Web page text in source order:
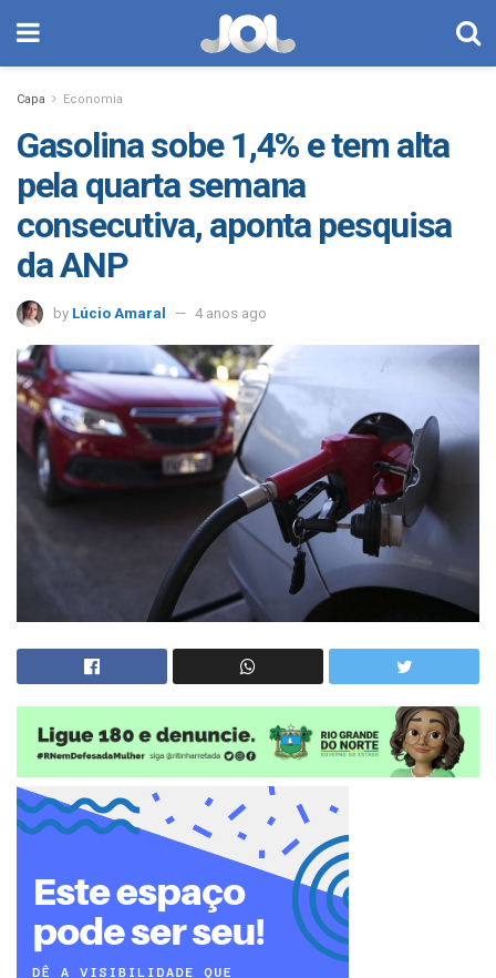
Capa Economia
Gasolina sobe 1,4% e tem alta
pela quarta semana
consecutiva, aponta pesquisa
da ANP
by Lúcio Amaral 4 anos ago